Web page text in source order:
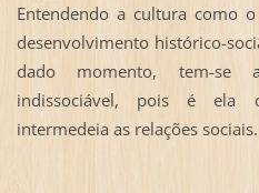
Entendendo a cultura como
desenvolvimento histórico-
dado momento, tem-se
indissociável, pois é ela
intermedeia as relações sociais.